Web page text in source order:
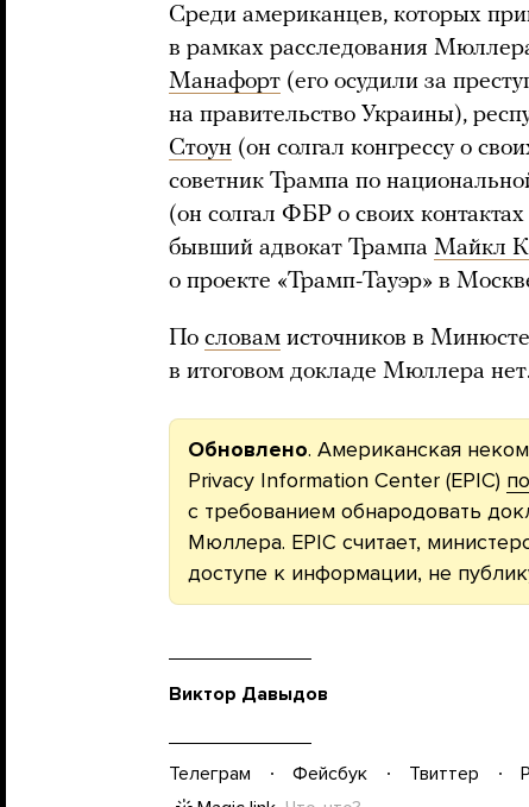
Среди американцев, которых
в рамках расследования
Манафорт (его осудили за
на правительство Украины),
Стоун (он солгал конгрессу о
советник Трампа по
(он солгал ФБР о своих
бывший адвокат Трампа Майкл
о проекте «Трамп-Тауэр» в
По словам источников в
в итоговом докладе Мюллера нет.
Обновлено. Американская
Privacy Information Center (EPIC)
с требованием обнародовать
Мюллера. EPIC считает,
доступе к информации, не
Виктор Давыдов
Телеграм Фейсбук Твиттер